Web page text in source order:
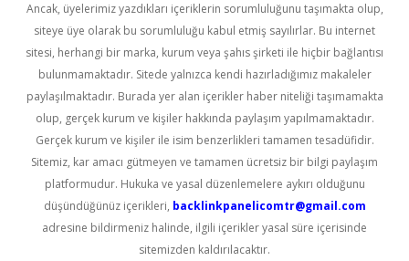
Ancak, üyelerimiz yazdıkları içeriklerin sorumluluğunu taşımakta olup,
siteye üye olarak bu sorumluluğu kabul etmiş sayılırlar. Bu internet
sitesi, herhangi bir marka, kurum veya şahıs şirketi ile hiçbir bağlantısı
bulunmamaktadır. Sitede yalnızca kendi hazırladığımız makaleler
paylaşılmaktadır. Burada yer alan içerikler haber niteliği taşımamakta
olup, gerçek kurum ve kişiler hakkında paylaşım yapılmamaktadır.
Gerçek kurum ve kişiler ile isim benzerlikleri tamamen tesadüfidir.
Sitemiz, kar amacı gütmeyen ve tamamen ücretsiz bir bilgi paylaşım
platformudur. Hukuka ve yasal düzenlemelere aykırı olduğunu
düşündüğünüz içerikleri, backlinkpanelicomtr@gmail.com
adresine bildirmeniz halinde, ilgili içerikler yasal süre içerisinde
sitemizden kaldırılacaktır.